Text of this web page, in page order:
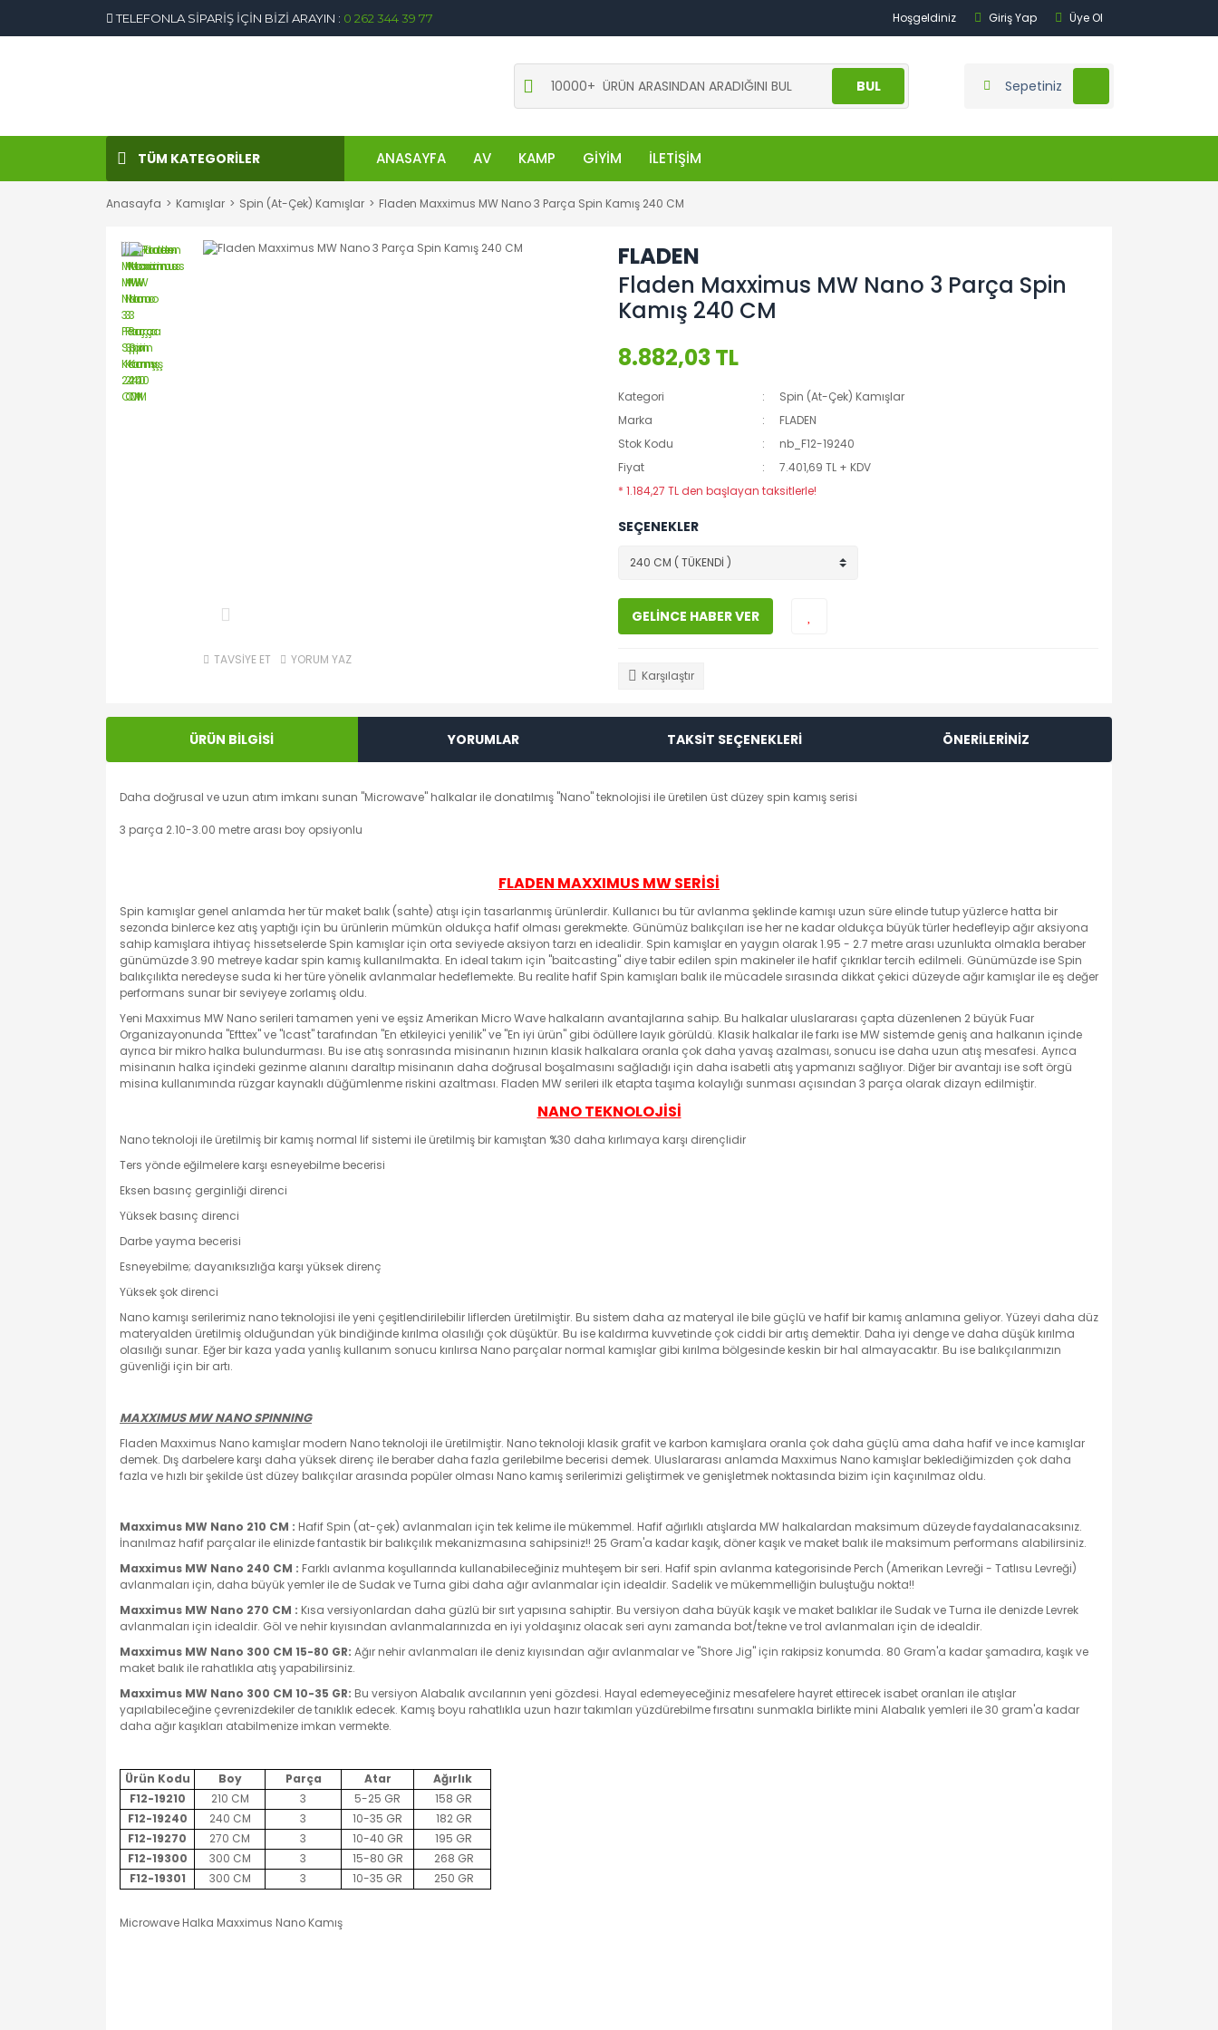
TELEFONLA SİPARİŞ İÇİN BİZİ ARAYIN : 0 262 344 39 77 Hoşgeldiniz Giriş Yap Üye Ol
BUL Sepetiniz
TÜM KATEGORİLER ANASAYFA AV KAMP GİYİM İLETİŞİM
Anasayfa Kamışlar Spin (At-Çek) Kamışlar Fladen Maxximus MW Nano 3 Parça Spin Kamış 240 CM
TAVSİYE ET YORUM YAZ
FLADEN
Fladen Maxximus MW Nano 3 Parça Spin
Kamış 240 CM
8.882,03 TL
Kategori
Spin (At-Çek) Kamışlar
Marka
FLADEN
Stok Kodu
nb_F12-19240
Fiyat
7.401,69 TL + KDV
* 1.184,27 TL den başlayan taksitlerle!
SEÇENEKLER
GELİNCE HABER VER
Karşılaştır
ÜRÜN BİLGİSİ YORUMLAR TAKSİT SEÇENEKLERİ ÖNERİLERİNİZ
Daha doğrusal ve uzun atım imkanı sunan "Microwave" halkalar ile donatılmış "Nano" teknolojisi ile üretilen üst düzey spin kamış serisi
3 parça 2.10-3.00 metre arası boy opsiyonlu
FLADEN MAXXIMUS MW SERİSİ
Spin kamışlar genel anlamda her tür maket balık (sahte) atışı için tasarlanmış ürünlerdir. Kullanıcı bu tür avlanma şeklinde kamışı uzun süre elinde tutup yüzlerce hatta bir
sezonda binlerce kez atış yaptığı için bu ürünlerin mümkün oldukça hafif olması gerekmekte. Günümüz balıkçıları ise her ne kadar oldukça büyük türler hedefleyip ağır aksiyona
sahip kamışlara ihtiyaç hissetselerde Spin kamışlar için orta seviyede aksiyon tarzı en idealidir. Spin kamışlar en yaygın olarak 1.95 - 2.7 metre arası uzunlukta olmakla beraber
günümüzde 3.90 metreye kadar spin kamış kullanılmakta. En ideal takım için "baitcasting" diye tabir edilen spin makineler ile hafif çıkrıklar tercih edilmeli. Günümüzde ise Spin
balıkçılıkta neredeyse suda ki her türe yönelik avlanmalar hedeflemekte. Bu realite hafif Spin kamışları balık ile mücadele sırasında dikkat çekici düzeyde ağır kamışlar ile eş değer
performans sunar bir seviyeye zorlamış oldu.
Yeni Maxximus MW Nano serileri tamamen yeni ve eşsiz Amerikan Micro Wave halkaların avantajlarına sahip. Bu halkalar uluslararası çapta düzenlenen 2 büyük Fuar
Organizayonunda "Efttex" ve "Icast" tarafından "En etkileyici yenilik" ve "En iyi ürün" gibi ödüllere layık görüldü. Klasik halkalar ile farkı ise MW sistemde geniş ana halkanın içinde
ayrıca bir mikro halka bulundurması. Bu ise atış sonrasında misinanın hızının klasik halkalara oranla çok daha yavaş azalması, sonucu ise daha uzun atış mesafesi. Ayrıca
misinanın halka içindeki gezinme alanını daraltıp misinanın daha doğrusal boşalmasını sağladığı için daha isabetli atış yapmanızı sağlıyor. Diğer bir avantajı ise soft örgü
misina kullanımında rüzgar kaynaklı düğümlenme riskini azaltması. Fladen MW serileri ilk etapta taşıma kolaylığı sunması açısından 3 parça olarak dizayn edilmiştir.
NANO TEKNOLOJİSİ
Nano teknoloji ile üretilmiş bir kamış normal lif sistemi ile üretilmiş bir kamıştan %30 daha kırlımaya karşı dirençlidir
Ters yönde eğilmelere karşı esneyebilme becerisi
Eksen basınç gerginliği direnci
Yüksek basınç direnci
Darbe yayma becerisi
Esneyebilme; dayanıksızlığa karşı yüksek direnç
Yüksek şok direnci
Nano kamışı serilerimiz nano teknolojisi ile yeni çeşitlendirilebilir liflerden üretilmiştir. Bu sistem daha az materyal ile bile güçlü ve hafif bir kamış anlamına geliyor. Yüzeyi daha düz
materyalden üretilmiş olduğundan yük bindiğinde kırılma olasılığı çok düşüktür. Bu ise kaldırma kuvvetinde çok ciddi bir artış demektir. Daha iyi denge ve daha düşük kırılma
olasılığı sunar. Eğer bir kaza yada yanlış kullanım sonucu kırılırsa Nano parçalar normal kamışlar gibi kırılma bölgesinde keskin bir hal almayacaktır. Bu ise balıkçılarımızın
güvenliği için bir artı.
MAXXIMUS MW NANO SPINNING
Fladen Maxximus Nano kamışlar modern Nano teknoloji ile üretilmiştir. Nano teknoloji klasik grafit ve karbon kamışlara oranla çok daha güçlü ama daha hafif ve ince kamışlar
demek. Dış darbelere karşı daha yüksek direnç ile beraber daha fazla gerilebilme becerisi demek. Uluslararası anlamda Maxximus Nano kamışlar beklediğimizden çok daha
fazla ve hızlı bir şekilde üst düzey balıkçılar arasında popüler olması Nano kamış serilerimizi geliştirmek ve genişletmek noktasında bizim için kaçınılmaz oldu.
Maxximus MW Nano 210 CM : Hafif Spin (at-çek) avlanmaları için tek kelime ile mükemmel. Hafif ağırlıklı atışlarda MW halkalardan maksimum düzeyde faydalanacaksınız.
İnanılmaz hafif parçalar ile elinizde fantastik bir balıkçılık mekanizmasına sahipsiniz!! 25 Gram'a kadar kaşık, döner kaşık ve maket balık ile maksimum performans alabilirsiniz.
Maxximus MW Nano 240 CM : Farklı avlanma koşullarında kullanabileceğiniz muhteşem bir seri. Hafif spin avlanma kategorisinde Perch (Amerikan Levreği - Tatlısu Levreği)
avlanmaları için, daha büyük yemler ile de Sudak ve Turna gibi daha ağır avlanmalar için idealdir. Sadelik ve mükemmelliğin buluştuğu nokta!!
Maxximus MW Nano 270 CM : Kısa versiyonlardan daha güzlü bir sırt yapısına sahiptir. Bu versiyon daha büyük kaşık ve maket balıklar ile Sudak ve Turna ile denizde Levrek
avlanmaları için idealdir. Göl ve nehir kıyısından avlanmalarınızda en iyi yoldaşınız olacak seri aynı zamanda bot/tekne ve trol avlanmaları için de idealdir.
Maxximus MW Nano 300 CM 15-80 GR: Ağır nehir avlanmaları ile deniz kıyısından ağır avlanmalar ve "Shore Jig" için rakipsiz konumda. 80 Gram'a kadar şamadıra, kaşık ve
maket balık ile rahatlıkla atış yapabilirsiniz.
Maxximus MW Nano 300 CM 10-35 GR: Bu versiyon Alabalık avcılarının yeni gözdesi. Hayal edemeyeceğiniz mesafelere hayret ettirecek isabet oranları ile atışlar
yapılabileceğine çevrenizdekiler de tanıklık edecek. Kamış boyu rahatlıkla uzun hazır takımları yüzdürebilme fırsatını sunmakla birlikte mini Alabalık yemleri ile 30 gram'a kadar
daha ağır kaşıkları atabilmenize imkan vermekte.
Ürün Kodu Boy Parça Atar
Ağırlık
F12-19210
210 CM 3 5-25 GR
158 GR
F12-19240
240 CM 3 10-35 GR
182 GR
F12-19270
270 CM 3 10-40 GR
195 GR
F12-19300
300 CM 3 15-80 GR
268 GR
F12-19301
300 CM 3 10-35 GR 250 GR
Microwave Halka Maxximus Nano Kamış